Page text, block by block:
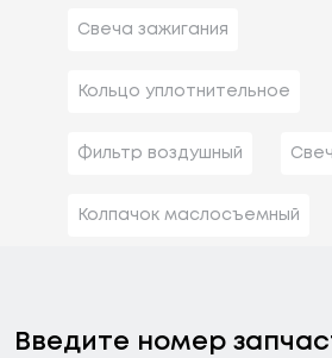
Свеча зажигания
Кольцо уплотнительное
Фильтр воздушный
Колпачок маслосъемный
Введите номер